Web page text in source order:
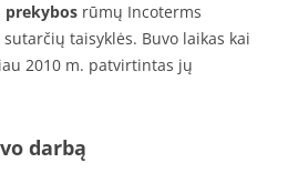
prekybos rūmų Incoterms
taisyklės. Buvo laikas kai
2010 m. patvirtintas jų
darbą